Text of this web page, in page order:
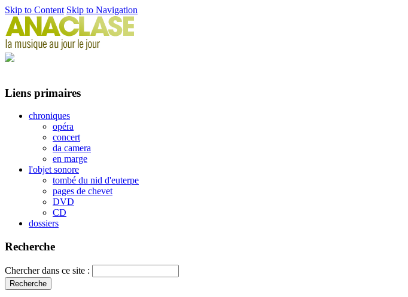
Skip to Content Skip to Navigation
Liens primaires
chroniques
opéra
concert
da camera
en marge
l'objet sonore
tombé du nid d'euterpe
pages de chevet
DVD
CD
dossiers
Recherche
Chercher dans ce site :